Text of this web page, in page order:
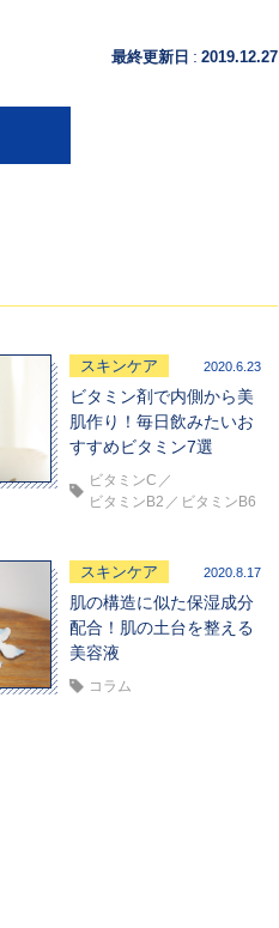
最終更新日 : 2019.12.27
スキンケア 2020.6.23
ビタミン剤で内側から美
肌作り！毎日飲みたいお
すすめビタミン7選
ビタミンC
ビタミンB2
ビタミンB6
スキンケア 2020.8.17
肌の構造に似た保湿成分
配合！肌の土台を整える
美容液
コラム